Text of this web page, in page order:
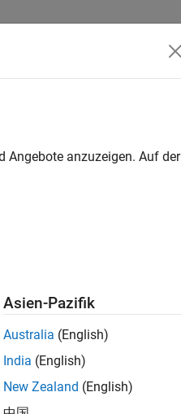
Angebote anzuzeigen. Auf der
Asien-Pazifik
Australia (English)
India (English)
New Zealand (English)